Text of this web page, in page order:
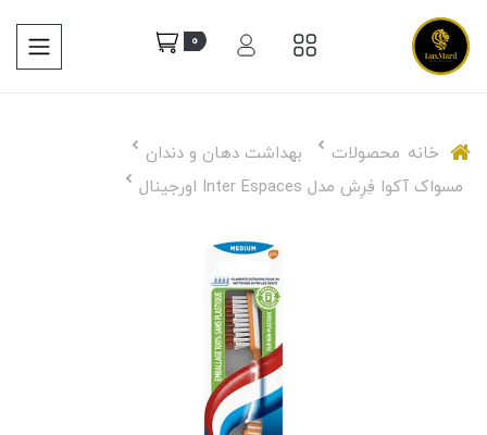
0
خانه محصولات
بهداشت دهان و دندان
مسواک آکوا فِرِش مدل Inter Espaces اورجینال